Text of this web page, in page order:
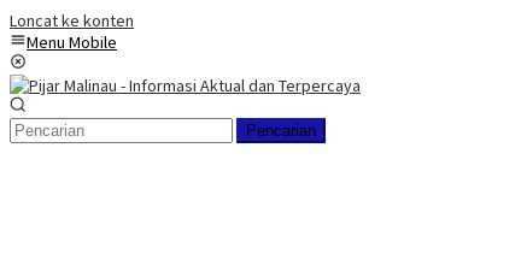
Loncat ke konten
Menu Mobile
Pencarian